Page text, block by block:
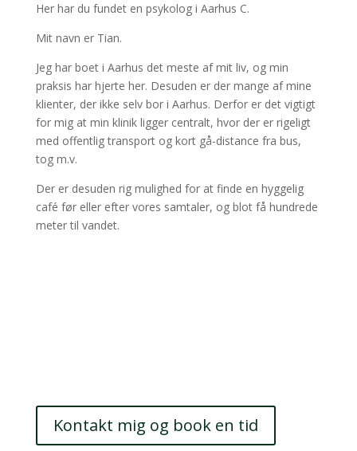
Her har du fundet en psykolog i Aarhus C.
Mit navn er Tian.
Jeg har boet i Aarhus det meste af mit liv, og min
praksis har hjerte her. Desuden er der mange af mine
klienter, der ikke selv bor i Aarhus. Derfor er det vigtigt
for mig at min klinik ligger centralt, hvor der er rigeligt
med offentlig transport og kort gå-distance fra bus,
tog m.v.
Der er desuden rig mulighed for at finde en hyggelig
café før eller efter vores samtaler, og blot få hundrede
meter til vandet.
Kontakt mig og book en tid